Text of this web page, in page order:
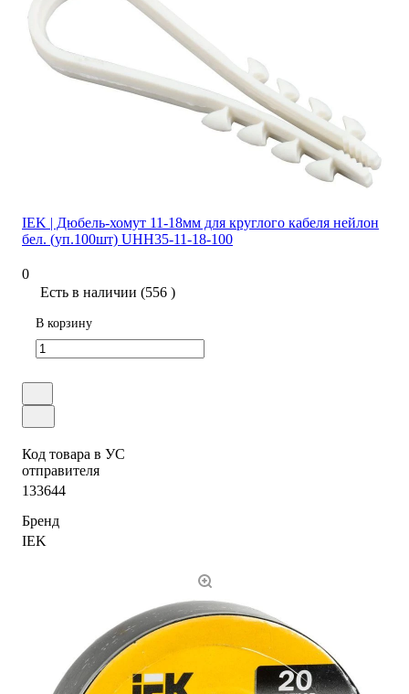
IEK | Дюбель-хомут 11-18мм для круглого кабеля нейлон
бел. (уп.100шт) UHH35-11-18-100
0
Есть в наличии (556 )
В корзину
Код товара в УС
отправителя
133644
Бренд
IEK